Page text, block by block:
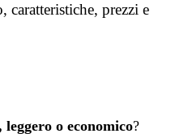
prezzi e
o economico?